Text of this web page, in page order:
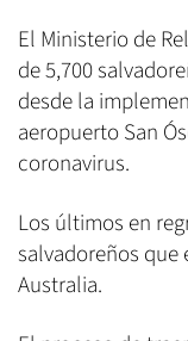
El Ministerio de
de 5,700
desde la
aeropuerto San
coronavirus.
Los últimos en
salvadoreños que
Australia.